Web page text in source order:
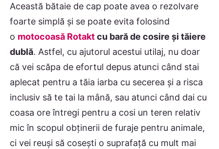
Această bătaie de cap poate avea o rezolvare
foarte simplă şi se poate evita folosind
o motocoasă Rotaktcu bară de cosire şi tăiere
dublă. Astfel, cu ajutorul acestui utilaj, nu doar
că vei scăpa de efortul depus atunci când stai
aplecat pentru a tăia iarba cu secerea şi a risca
inclusiv să te tai la mână, sau atunci când dai cu
coasa ore întregi pentru a cosi un teren relativ
mic în scopul obţinerii de furaje pentru animale,
ci vei reuşi să coseşti o suprafaţă cu mult mai